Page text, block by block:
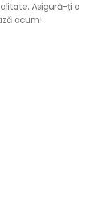
Asigură-ți o
acum!